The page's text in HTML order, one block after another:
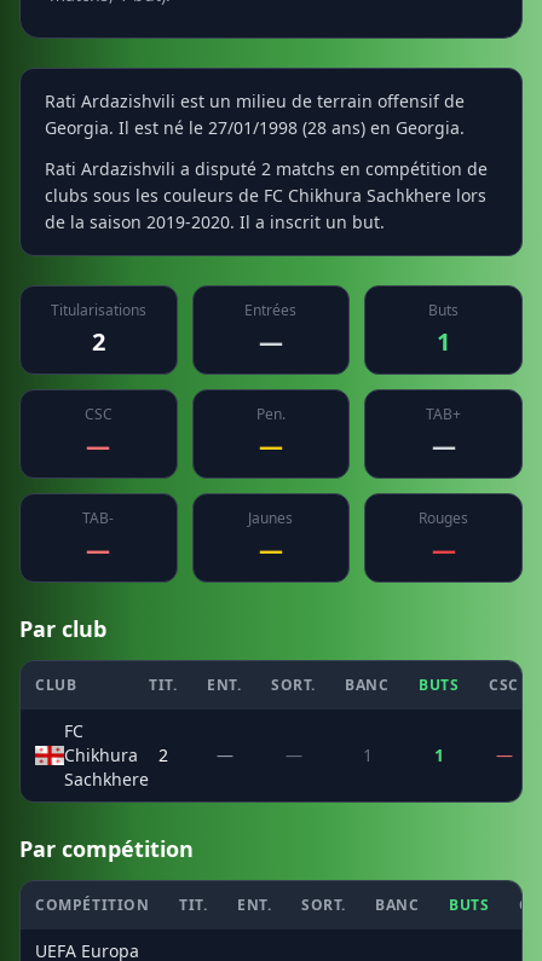
Rati Ardazishvili est un milieu de terrain offensif de
Georgia. Il est né le 27/01/1998 (28 ans) en Georgia.
Rati Ardazishvili a disputé 2 matchs en compétition de
clubs sous les couleurs de FC Chikhura Sachkhere lors
de la saison 2019-2020. Il a inscrit un but.
Titularisations
2
Entrées
—
Buts
1
CSC
—
Pen.
—
TAB+
—
TAB-
—
Jaunes
—
Rouges
—
Par club
CLUB TIT. ENT. SORT. BANC BUTS CSC
FC
Chikhura
Sachkhere
2 — — 1 1 —
Par compétition
COMPÉTITION TIT. ENT. SORT. BANC BUTS
UEFA Europa